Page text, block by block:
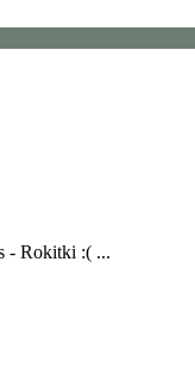
- Rokitki :( ...